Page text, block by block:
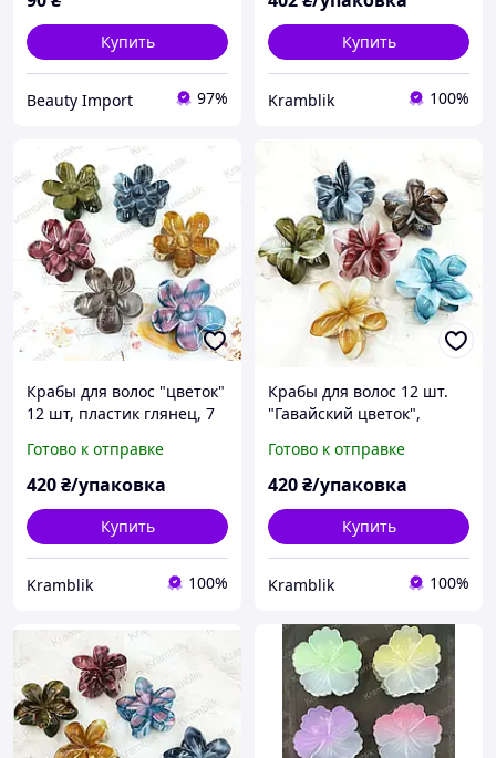
Купить
Beauty Import 97%
Купить
Kramblik 100%
Крабы для волос "цветок"
12 шт, пластик глянец, 7
Готово к отправке
420₴/упаковка
Купить
Kramblik 100%
Крабы для волос 12 шт.
"Гавайский цветок",
заколка-краб
Готово к отправке
420₴/упаковка
Купить
Kramblik 100%